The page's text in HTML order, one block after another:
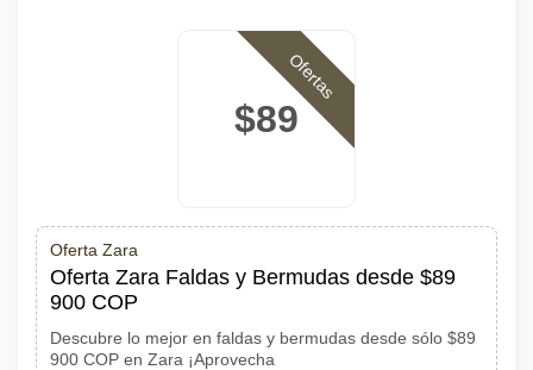
$89
Ofertas
Oferta Zara
Oferta Zara Faldas y Bermudas desde $89
900 COP
Descubre lo mejor en faldas y bermudas desde sólo $89
900 COP en Zara ¡Aprovecha